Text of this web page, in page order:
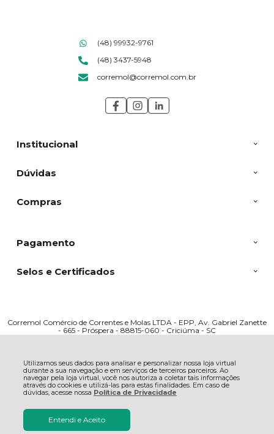
Utilizamos seus dados para analisar e personalizar nossa loja virtual
durante a sua navegação e em serviços de terceiros parceiros. Ao
navegar pela loja virtual, você nos autoriza a coletar tais informações
através do cookies e utilizá-las para estas finalidades. Em caso de
dúvidas, acesse nossa Política de Privacidade
Entendi e Aceito
Institucional
Dúvidas
Compras
(48) 99932-9761
(48) 3437-5948
corremol@corremol.com.br
Pagamento
Selos e Certificados
Corremol Comércio de Correntes e Molas LTDA - EPP, Av. Gabriel Zanette
- 665 - Próspera - 88815-060 - Criciúma - SC